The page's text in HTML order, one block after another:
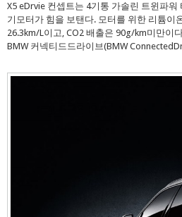
X5 eDrvie 컨셉트는 4기통 가솔린 트윈파
기모터가 힘을 보탠다. 모터를 위한 리튬이
26.3km/L이고, CO2 배출은 90g/km미만이
BMW 커넥티드드라이브(BMW